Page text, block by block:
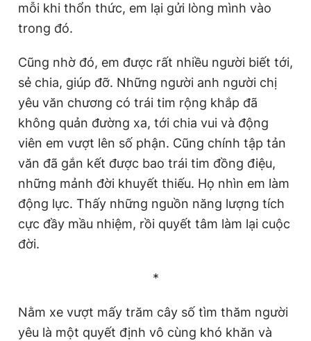
mỗi khi thổn thức, em lại gửi lòng mình vào
trong đó.
Cũng nhờ đó, em được rất nhiều người biết tới,
sẻ chia, giúp đỡ. Những người anh người chị
yêu văn chương có trái tim rộng khắp đã
không quản đường xa, tới chia vui và động
viên em vượt lên số phận. Cũng chính tập tản
văn đã gắn kết được bao trái tim đồng điệu,
những mảnh đời khuyết thiếu. Họ nhìn em làm
động lực. Thấy những nguồn năng lượng tích
cực đầy mầu nhiệm, rồi quyết tâm làm lại cuộc
đời.
*
Nằm xe vượt mấy trăm cây số tìm thăm người
yêu là một quyết định vô cùng khó khăn và